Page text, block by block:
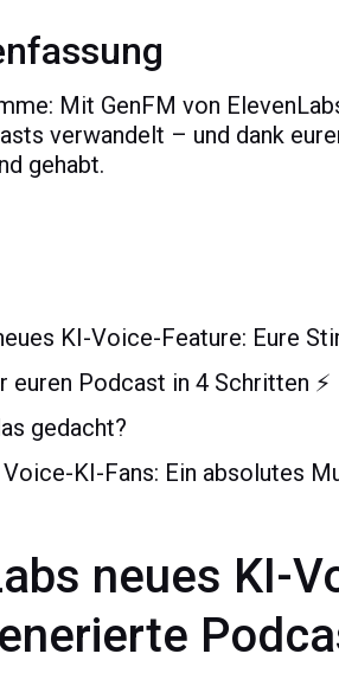
Mit GenFM von
verwandelt – und dank
gehabt.
KI-Voice-Feature: Eure
euren Podcast in 4 Schritten ⚡
gedacht?
KI-Fans: Ein absolutes
neues KI-